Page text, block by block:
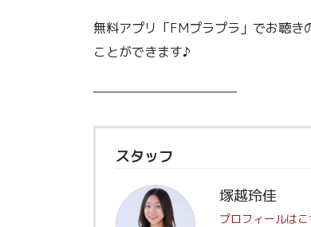
無料アプリ「FMプラプラ」でお聴き
ことができます♪
————————————
スタッフ
塚越玲佳
プロフィールはこ